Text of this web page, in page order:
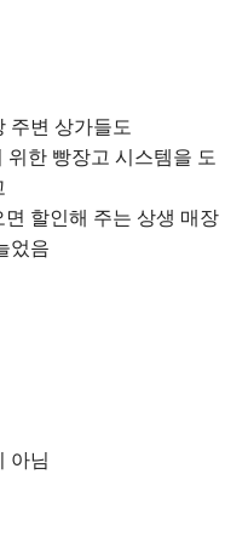
주변 상가들도
한 빵장고 시스템을 도
할인해 주는 상생 매장
었음
아님